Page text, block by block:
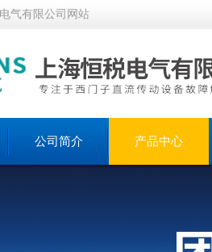
气有限公司网站
公司简介 产品中心